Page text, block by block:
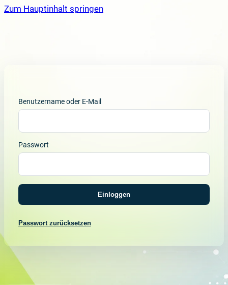
Zum Hauptinhalt springen
Benutzername oder E-Mail
Passwort
Einloggen
Passwort zurücksetzen